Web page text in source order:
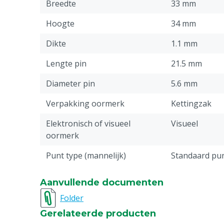
Breedte
33 mm
Hoogte
34 mm
Dikte
1.1 mm
Lengte pin
21.5 mm
Diameter pin
5.6 mm
Verpakking oormerk
Kettingzak
Elektronisch of visueel
oormerk
Visueel
Punt type (mannelijk)
Standaard
Oormerkdeel
Stuks
Aanvullende documenten
Folder
Gerelateerde producten